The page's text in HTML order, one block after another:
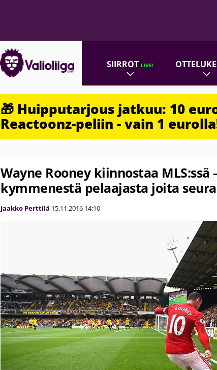
SIIRROTLIVE!
🎁 Huipputarjous jatkuu: 10
Reactoonz-peliin - vain 1
Wayne Rooney kiinnostaa MLS:ssä
kymmenestä pelaajasta joita
Jaakko Perttilä 15.11.2016 14:10